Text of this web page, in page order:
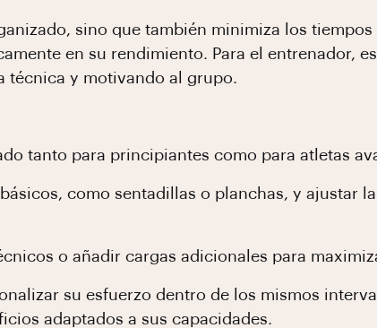
sino que también minimiza los tiempos
en su rendimiento. Para el entrenador,
técnica y motivando al grupo.
tanto para principiantes como para atletas
como sentadillas o planchas, y ajustar
o añadir cargas adicionales para
su esfuerzo dentro de los mismos
adaptados a sus capacidades.